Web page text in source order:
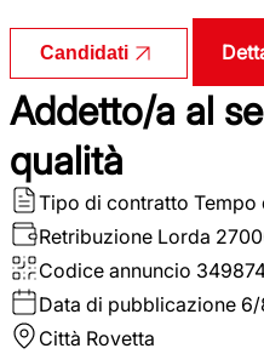
Candidati
Addetto/a al
qualità
Tipo di contratto Tempo
Retribuzione Lorda
Codice annuncio
Data di pubblicazione
Città Rovetta